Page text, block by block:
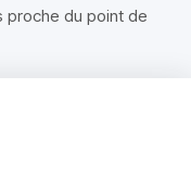
proche du point de